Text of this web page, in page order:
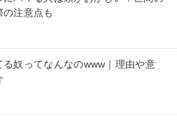
の注意点も
る奴ってなんなのwww｜理由や意